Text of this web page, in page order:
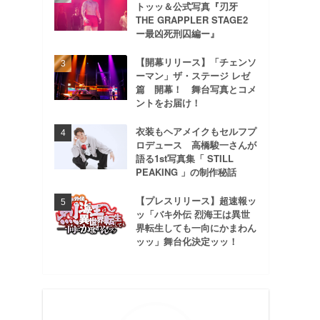
トッッ＆公式写真『刃牙
THE GRAPPLER STAGE2
ー最凶死刑囚編ー』
【開幕リリース】「チェンソ
ーマン」ザ・ステージ レゼ
篇 開幕！ 舞台写真とコメ
ントをお届け！
衣装もヘアメイクもセルフプ
ロデュース 高橋駿一さんが
語る1st写真集「 STILL
PEAKING 」の制作秘話
【プレスリリース】超速報ッ
ッ「バキ外伝 烈海王は異世
界転生しても一向にかまわん
ッッ」舞台化決定ッッ！